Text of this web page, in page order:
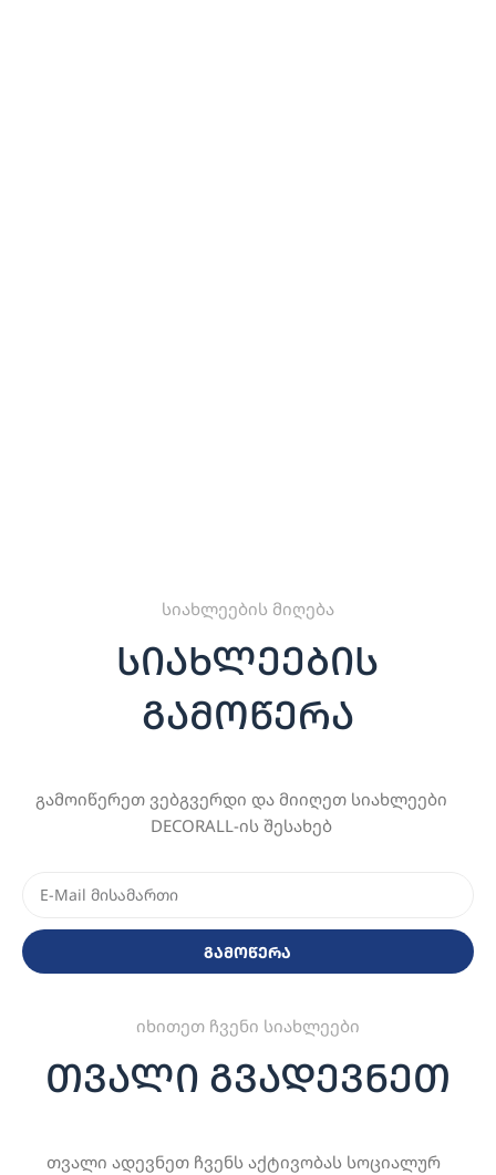
სიახლეების მიღება
სიახლეების
გამოწერა
გამოიწერეთ ვებგვერდი და მიიღეთ სიახლეები
DECORALL-ის შესახებ
გამოწერა
იხითეთ ჩვენი სიახლეები
თვალი გვადევნეთ
თვალი ადევნეთ ჩვენს აქტივობას სოციალურ